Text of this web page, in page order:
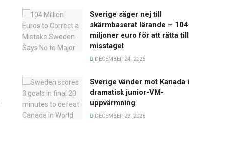
Sverige säger nej till
skärmbaserat lärande – 104
miljoner euro för att rätta till
misstaget
DECEMBER 24, 2025
Sverige vänder mot Kanada i
dramatisk junior-VM-
uppvärmning
DECEMBER 23, 2025